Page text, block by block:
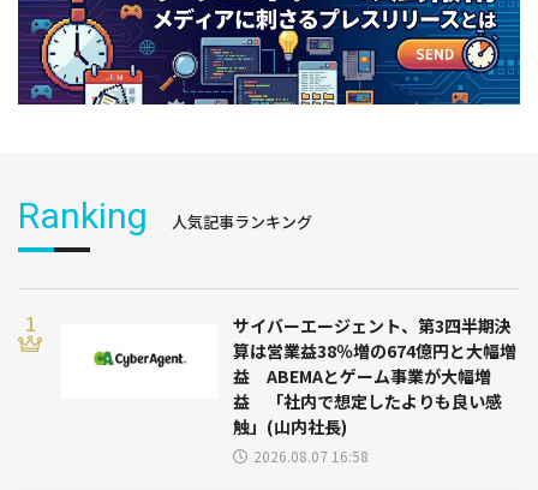
Ranking 人気記事ランキング
サイバーエージェント、第3四半期決
算は営業益38％増の674億円と大幅増
益 ABEMAとゲーム事業が大幅増
益 「社内で想定したよりも良い感
触」(山内社長)
2026.08.07 16:58